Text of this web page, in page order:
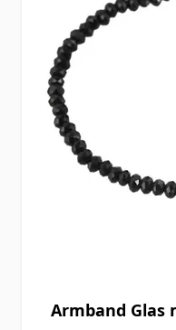
Armband Glas